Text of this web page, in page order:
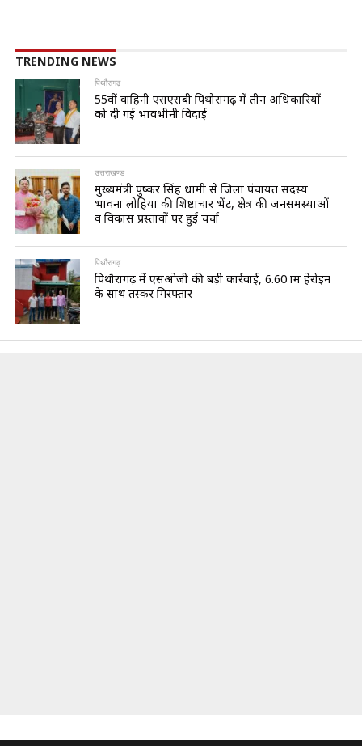
TRENDING NEWS
पिथौरागढ़
55वीं वाहिनी एसएसबी पिथौरागढ़ में तीन अधिकारियों
को दी गई भावभीनी विदाई
उत्तराखण्ड
मुख्यमंत्री पुष्कर सिंह धामी से जिला पंचायत सदस्य
भावना लोहिया की शिष्टाचार भेंट, क्षेत्र की जनसमस्याओं
व विकास प्रस्तावों पर हुई चर्चा
पिथौरागढ़
पिथौरागढ़ में एसओजी की बड़ी कार्रवाई, 6.60 ग्राम हेरोइन
के साथ तस्कर गिरफ्तार